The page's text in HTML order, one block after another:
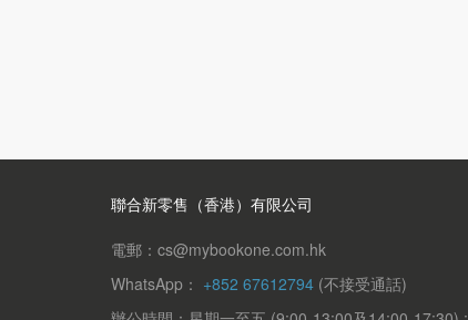
聯合新零售（香港）有限公司
電郵：cs@mybookone.com.hk
WhatsApp： +852 67612794 (不接受通話)